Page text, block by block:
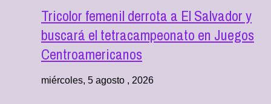
Tricolor femenil derrota a El Salvador y
buscará el tetracampeonato en Juegos
Centroamericanos
miércoles, 5 agosto , 2026